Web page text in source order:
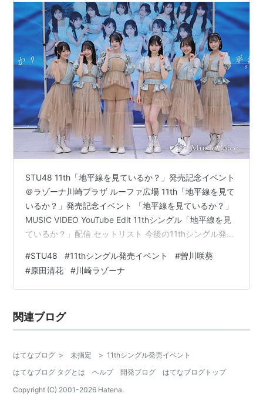
STU48 11th「地平線を見ているか？」発売記念イベント
＠ラゾーナ川崎プラザ ルーファ広場 11th「地平線を見て
いるか？」発売記念イベント 「地平線を見ているか？」
MUSIC VIDEO YouTube Edit 11thシングル「地平線を見
ているか？」配信 セットリスト 今後の11thシングル発売
敷 香川・丸亀町グリーン 1月19日(日)、STU48が、1月
15日リリースの11thシングル「地平線を見ているか？」
の発売記念イベントを神奈川県のラゾーナ川崎プラザ・
売日…
#STU48 #11thシングル発売イベント #曽川咲葵
#原田清花 #川崎ラゾーナ
関連ブログ
はてなブログ > 未指定 > 11thシングル発売イベント
はてなブログ タグとは
ヘルプ 開発ブログ
はてなブログトップ
Copyright (C) 2001-2026 Hatena.